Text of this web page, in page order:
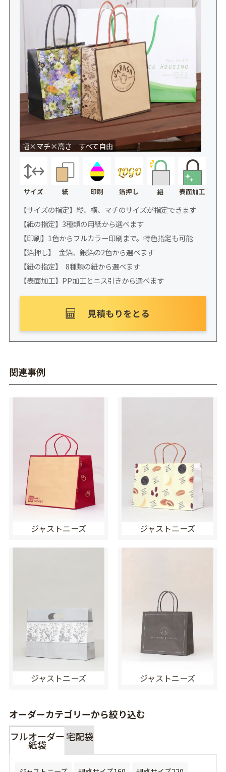
幅×マチ×高さ すべて自由
サイズ 紙 印刷 箔押し 紐 表面加工
【サイズの指定】縦、横、マチのサイズが指定できます
【紙の指定】3種類の用紙から選べます
【印刷】1色からフルカラー印刷まで。特色指定も可能
【箔押し】 金箔、銀箔の2色から選べます
【紐の指定】 8種類の紐から選べます
【表面加工】PP加工とニス引きから選べます
関連事例
ジャストニーズ ジャストニーズ
ジャストニーズ ジャストニーズ
オーダーカテゴリーから絞り込む
フルオーダー
紙袋
宅配袋